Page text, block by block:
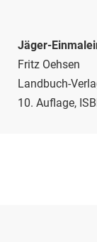
Jäger-
Fritz Oehsen
Landbuch-
10. Auflage,